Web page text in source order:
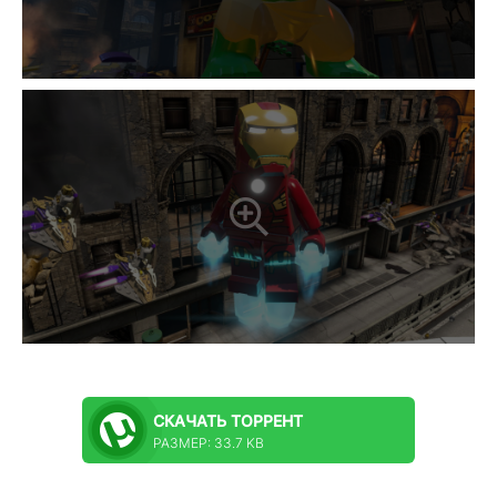
СКАЧАТЬ ТОРРЕНТ
РАЗМЕР: 33.7 KB